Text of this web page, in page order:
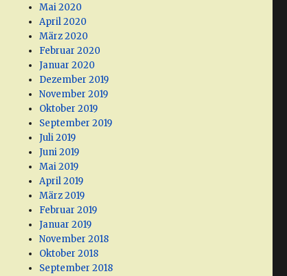
Mai 2020
April 2020
März 2020
Februar 2020
Januar 2020
Dezember 2019
November 2019
Oktober 2019
September 2019
Juli 2019
Juni 2019
Mai 2019
April 2019
März 2019
Februar 2019
Januar 2019
November 2018
Oktober 2018
September 2018